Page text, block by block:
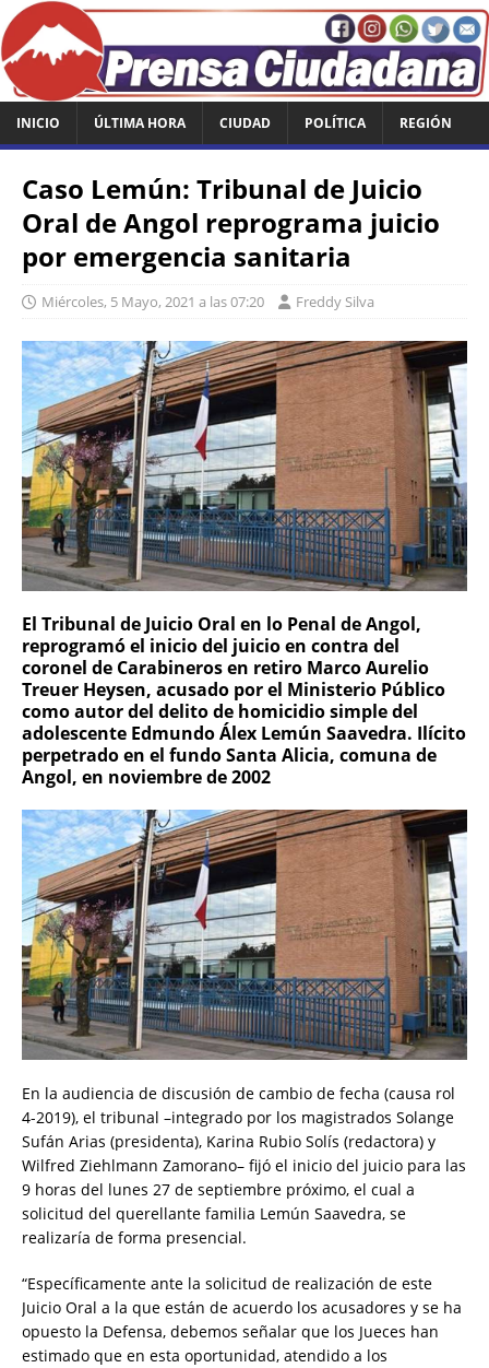
INICIO ÚLTIMA HORA CIUDAD POLÍTICA REGIÓN
Caso Lemún: Tribunal de Juicio
Oral de Angol reprograma juicio
por emergencia sanitaria
Miércoles, 5 Mayo, 2021 a las 07:20 Freddy Silva
El Tribunal de Juicio Oral en lo Penal de Angol,
reprogramó el inicio del juicio en contra del
coronel de Carabineros en retiro Marco Aurelio
Treuer Heysen, acusado por el Ministerio Público
como autor del delito de homicidio simple del
adolescente Edmundo Álex Lemún Saavedra. Ilícito
perpetrado en el fundo Santa Alicia, comuna de
Angol, en noviembre de 2002
En la audiencia de discusión de cambio de fecha (causa rol
4-2019), el tribunal –integrado por los magistrados Solange
Sufán Arias (presidenta), Karina Rubio Solís (redactora) y
Wilfred Ziehlmann Zamorano– fijó el inicio del juicio para las
9 horas del lunes 27 de septiembre próximo, el cual a
solicitud del querellante familia Lemún Saavedra, se
realizaría de forma presencial.
“Específicamente ante la solicitud de realización de este
Juicio Oral a la que están de acuerdo los acusadores y se ha
opuesto la Defensa, debemos señalar que los Jueces han
estimado que en esta oportunidad, atendido a los